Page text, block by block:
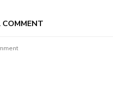
COMMENT